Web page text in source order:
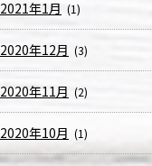
2021年1月 (1)
2020年12月 (3)
2020年11月 (2)
2020年10月 (1)